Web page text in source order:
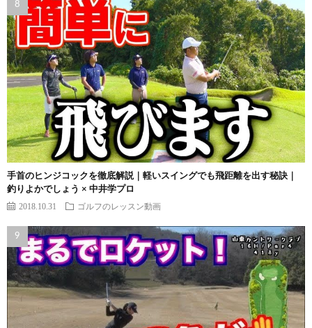
手首のヒンジコックを徹底解説｜軽いスイングでも飛距離を出す秘訣｜
釣りよかでしょう × 中井学プロ
2018.10.31 ゴルフのレッスン動画